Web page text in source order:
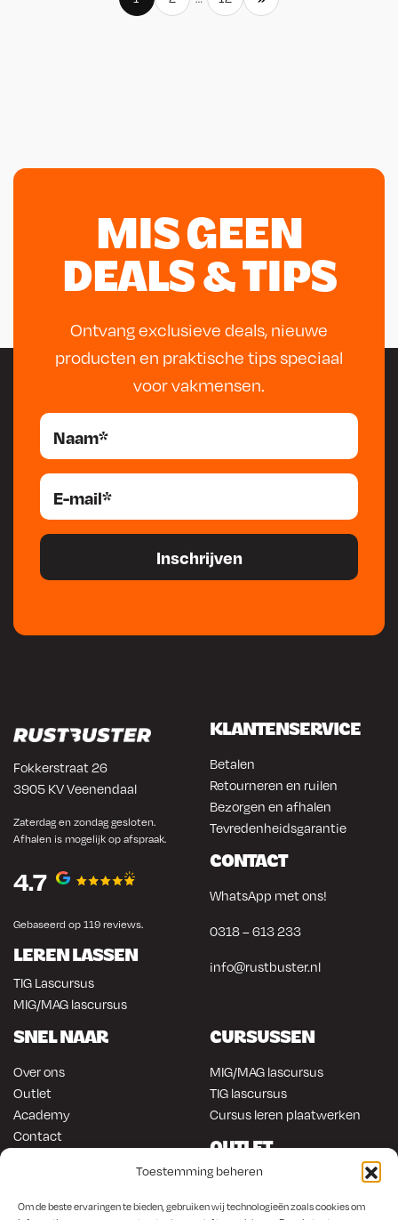
Toestemming beheren
Om de beste ervaringen te bieden, gebruiken wij technologieën zoals cookies om
MIS GEEN
DEALS & TIPS
Ontvang exclusieve deals, nieuwe
producten en praktische tips speciaal
voor vakmensen.
Fokkerstraat 26
3905 KV Veenendaal
Zaterdag en zondag gesloten.
Afhalen is mogelijk op afspraak.
4.7
Gebaseerd op 119 reviews.
LEREN LASSEN
TIG Lascursus
MIG/MAG lascursus
KLANTENSERVICE
Betalen
Retourneren en ruilen
Bezorgen en afhalen
Tevredenheidsgarantie
CONTACT
WhatsApp met ons!
0318 – 613 233
info@rustbuster.nl
SNEL NAAR
Over ons
Outlet
Academy
Contact
ONLINE KOPEN
Lasapparatuur
CURSUSSEN
MIG/MAG lascursus
TIG lascursus
Cursus leren plaatwerken
OUTLET
Gereedschap
Om en in de auto werken